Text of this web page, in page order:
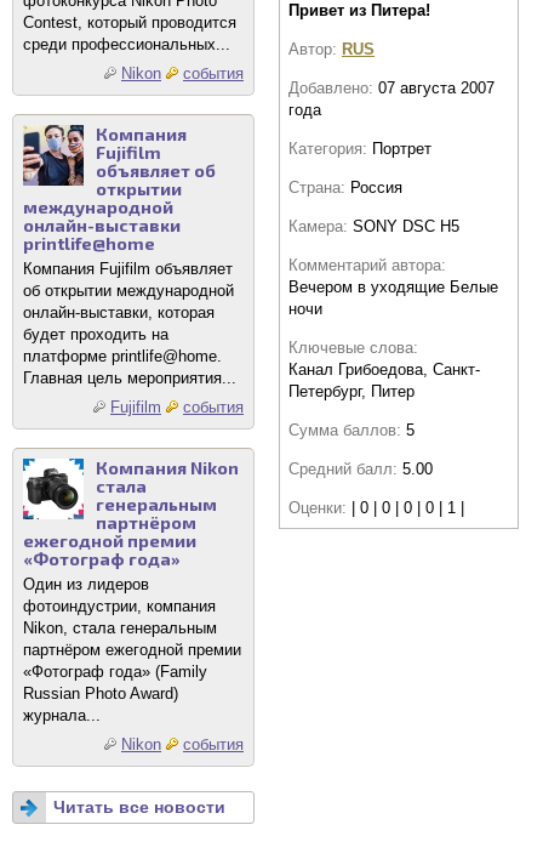
Contest, который проводится
среди профессиональных...
Nikon
события
Компания
Fujifilm
объявляет об
открытии
международной
онлайн-выставки
printlife@home
Компания Fujifilm объявляет
об открытии международной
онлайн-выставки, которая
будет проходить на
платформе printlife@home.
Главная цель мероприятия...
Fujifilm
события
Компания Nikon
стала
генеральным
партнёром
ежегодной премии
«Фотограф года»
Один из лидеров
фотоиндустрии, компания
Nikon, стала генеральным
партнёром ежегодной премии
«Фотограф года» (Family
Russian Photo Award)
журнала...
Nikon
события
Читать все новости
Привет из Питера!
Автор: RUS
Добавлено: 07 августа 2007
года
Категория: Портрет
Страна: Россия
Камера: SONY DSC H5
Комментарий автора:
Вечером в уходящие Белые
ночи
Ключевые слова:
Канал Грибоедова, Санкт-
Петербург, Питер
Сумма баллов: 5
Средний балл: 5.00
Оценки: | 0 | 0 | 0 | 0 | 1 |